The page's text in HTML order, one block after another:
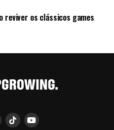
reviver os clássicos games